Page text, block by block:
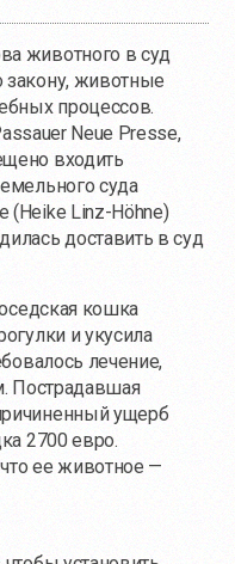
животного в суд
животные
процессов.
Neue Presse,
входить
суда
(Heike Linz-Höhne)
доставить в суд
кошка
и укусила
лечение,
Пострадавшая
ущерб
2700 евро.
ее животное —